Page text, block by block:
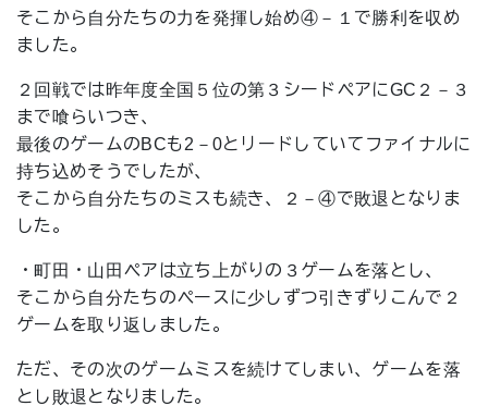
そこから自分たちの力を発揮し始め④－１で勝利を収め
ました。
２回戦では昨年度全国５位の第３シードペアにGC２－３
まで喰らいつき、
最後のゲームのBCも2－0とリードしていてファイナルに
持ち込めそうでしたが、
そこから自分たちのミスも続き、２－④で敗退となりま
した。
・町田・山田ペアは立ち上がりの３ゲームを落とし、
そこから自分たちのペースに少しずつ引きずりこんで２
ゲームを取り返しました。
ただ、その次のゲームミスを続けてしまい、ゲームを落
とし敗退となりました。